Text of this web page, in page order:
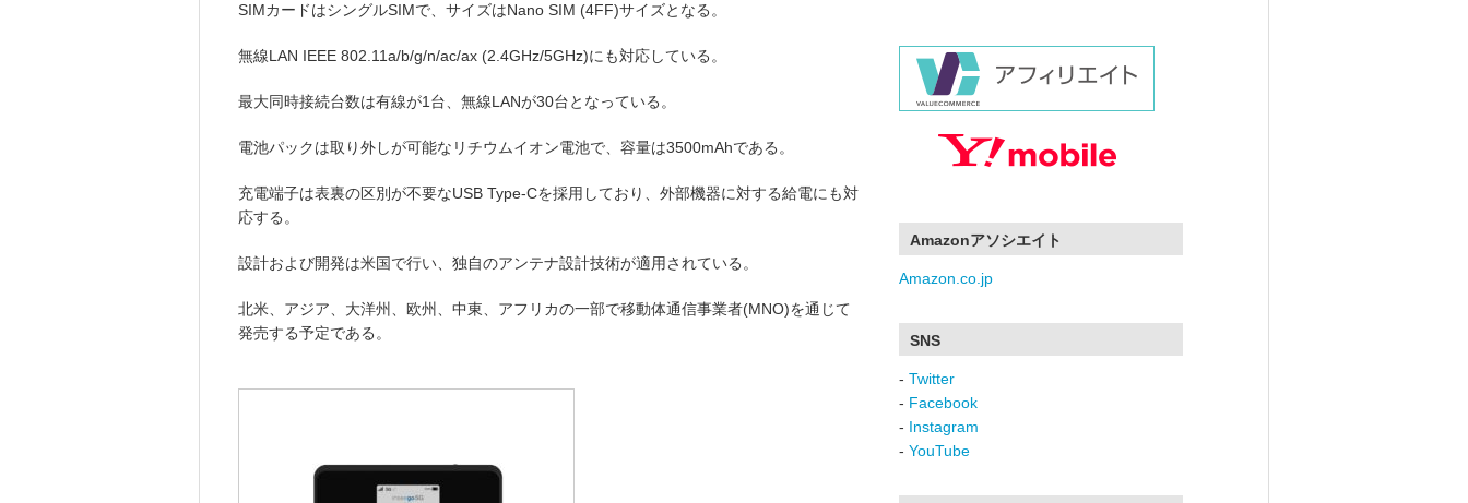
SIMカードはシングルSIMで、サイズはNano SIM (4FF)サイズとなる。
無線LAN IEEE 802.11a/b/g/n/ac/ax (2.4GHz/5GHz)にも対応している。
最大同時接続台数は有線が1台、無線LANが30台となっている。
電池パックは取り外しが可能なリチウムイオン電池で、容量は3500mAhである。
充電端子は表裏の区別が不要なUSB Type-Cを採用しており、外部機器に対する給電にも対
応する。
設計および開発は米国で行い、独自のアンテナ設計技術が適用されている。
北米、アジア、大洋州、欧州、中東、アフリカの一部で移動体通信事業者(MNO)を通じて
発売する予定である。
Amazonアソシエイト
Amazon.co.jp
SNS
- Twitter
- Facebook
- Instagram
- YouTube